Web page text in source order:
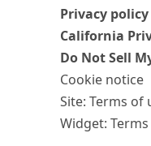
Privacy policy
California
Do Not Sell
Cookie notice
Site: Terms of
Widget: